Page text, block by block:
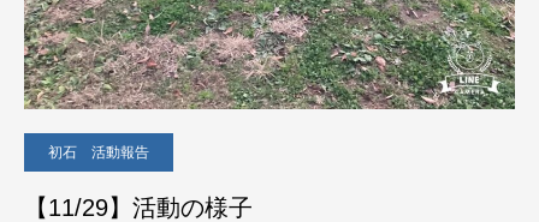
初石 活動報告
【11/29】活動の様子